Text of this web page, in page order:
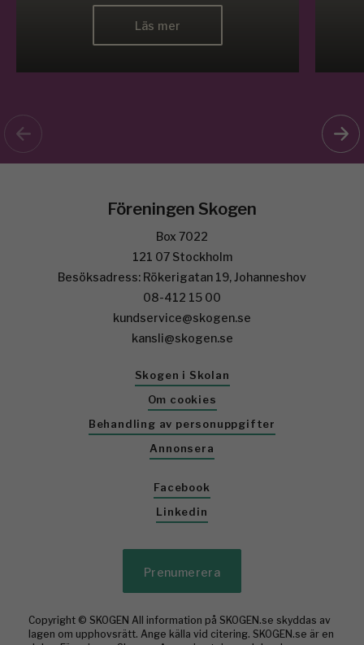
Läs mer
Föreningen Skogen
Box 7022
121 07 Stockholm
Besöksadress: Rökerigatan 19, Johanneshov
08-412 15 00
kundservice@skogen.se
kansli@skogen.se
Skogen i Skolan
Om cookies
Behandling av personuppgifter
Annonsera
Facebook
Linkedin
Prenumerera
Copyright © SKOGEN All information på SKOGEN.se skyddas av
lagen om upphovsrätt. Ange källa vid citering. SKOGEN.se är en